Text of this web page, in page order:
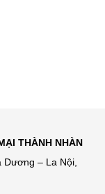
THÀNH NHÀN
– La Nội,